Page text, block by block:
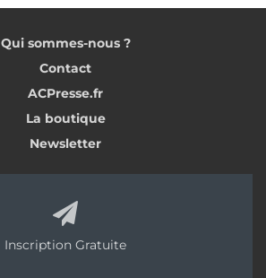
Qui sommes-nous ?
Contact
ACPresse.fr
La boutique
Newsletter
Inscription Gratuite